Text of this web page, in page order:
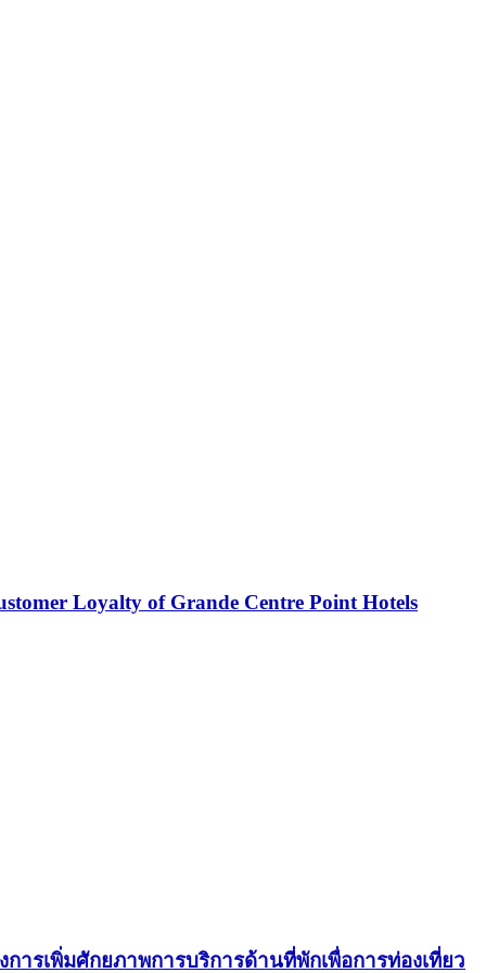
Loyalty of Grande Centre Point Hotels
การเพิ่มศักยภาพการบริการด้านที่พักเพื่อการท่องเที่ยว